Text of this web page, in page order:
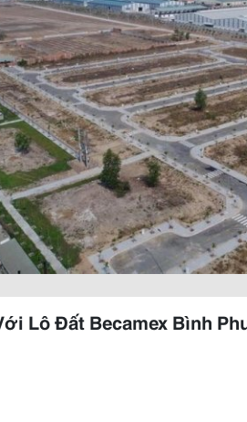
Lô Đất Becamex Bình